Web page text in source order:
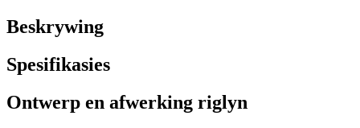
Beskrywing
Spesifikasies
Ontwerp en afwerking riglyn